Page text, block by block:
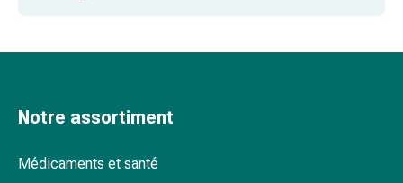
Éruption
Remèdes
Thérapie
Tampons doux : le compagnon discret
Notre assortiment
Médicaments et santé